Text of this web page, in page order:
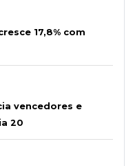
17,8% com
vencedores e
20